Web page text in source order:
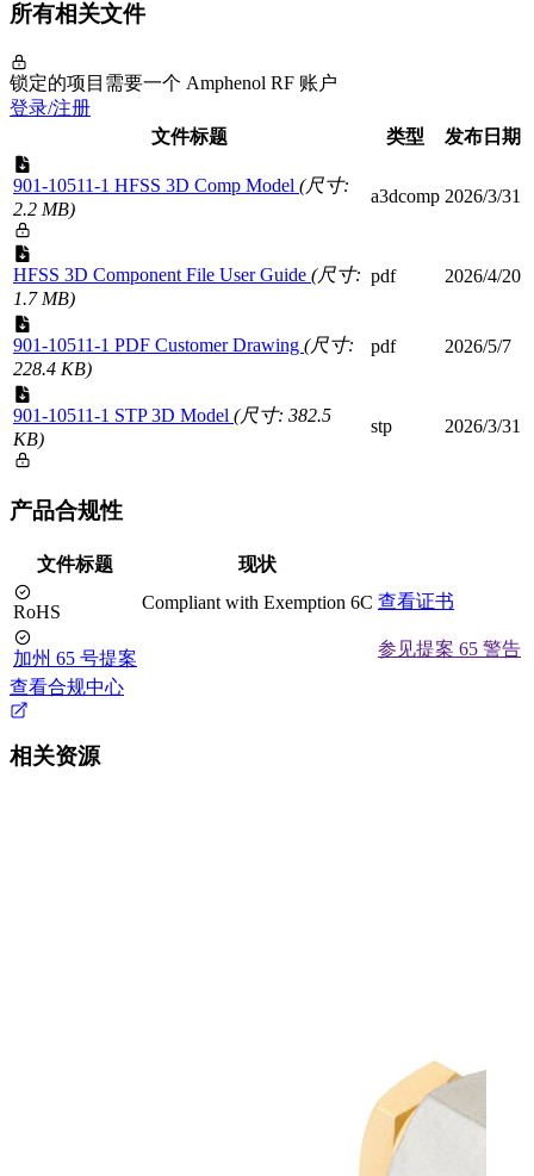
所有相关文件
锁定的项目需要一个 Amphenol RF 账户
登录/注册
文件标题
类型 发布日期
901-10511-1 HFSS 3D Comp Model (尺寸:
2.2 MB)
a3dcomp 2026/3/31
HFSS 3D Component File User Guide (尺寸:
1.7 MB)
pdf 2026/4/20
901-10511-1 PDF Customer Drawing (尺寸:
228.4 KB)
pdf 2026/5/7
901-10511-1 STP 3D Model (尺寸: 382.5
KB)
stp 2026/3/31
产品合规性
文件标题 现状
RoHS Compliant with Exemption 6C 查看证书
加州 65 号提案
参见提案 65 警告
查看合规中心
相关资源